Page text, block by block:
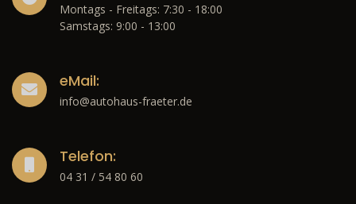
Montags - Freitags: 7:30 - 18:00
Samstags: 9:00 - 13:00
eMail:
info@autohaus-fraeter.de
Telefon:
04 31 / 54 80 60